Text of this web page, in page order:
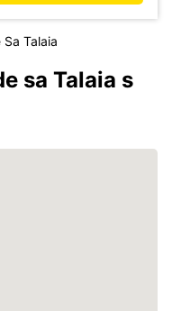
Talaia
sa Talaia s